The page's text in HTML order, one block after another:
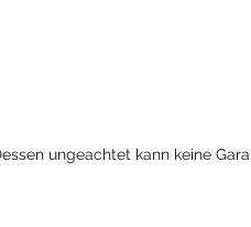
ungeachtet kann keine